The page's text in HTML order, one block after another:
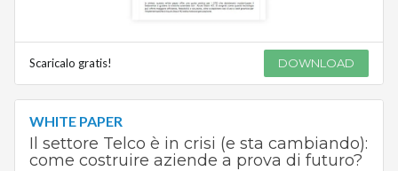
Scaricalo gratis! DOWNLOAD
WHITE PAPER
Il settore Telco è in crisi (e sta cambiando):
come costruire aziende a prova di futuro?